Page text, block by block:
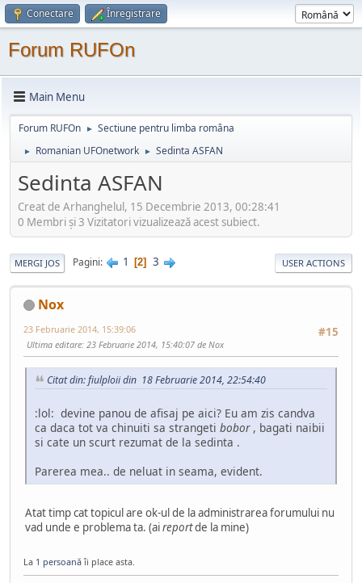
Conectare Înregistrare
Forum RUFOn
Main Menu
Forum RUFOn ► Sectiune pentru limba româna
► Romanian UFOnetwork ► Sedinta ASFAN
Sedinta ASFAN
Creat de Arhanghelul, 15 Decembrie 2013, 00:28:41
0 Membri şi 3 Vizitatori vizualizează acest subiect.
MERGI JOS Pagini 1 2 3 USER ACTIONS
Nox
#15
23 Februarie 2014, 15:39:06
Ultima editare: 23 Februarie 2014, 15:40:07 de Nox
Citat din: fiulploii din 18 Februarie 2014, 22:54:40
:lol: devine panou de afisaj pe aici? Eu am zis candva
ca daca tot va chinuiti sa strangeti bobor , bagati naibii
si cate un scurt rezumat de la sedinta .
Parerea mea.. de neluat in seama, evident.
Atat timp cat topicul are ok-ul de la administrarea forumului nu
vad unde e problema ta. (aireportde la mine)
La 1 persoanăîi place asta.